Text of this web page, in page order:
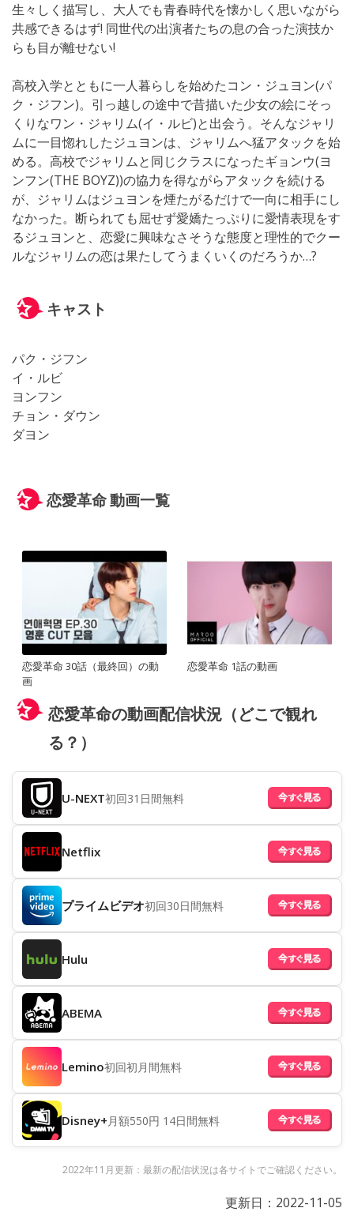
生々しく描写し、大人でも青春時代を懐かしく思いながら
共感できるはず! 同世代の出演者たちの息の合った演技か
らも目が離せない!
高校入学とともに一人暮らしを始めたコン・ジュヨン(パ
ク・ジフン)。引っ越しの途中で昔描いた少女の絵にそっ
くりなワン・ジャリム(イ・ルビ)と出会う。そんなジャリ
ムに一目惚れしたジュヨンは、ジャリムへ猛アタックを始
める。高校でジャリムと同じクラスになったギョンウ(ヨ
ンフン(THE BOYZ))の協力を得ながらアタックを続ける
が、ジャリムはジュヨンを煙たがるだけで一向に相手にし
なかった。断られても屈せず愛嬌たっぷりに愛情表現をす
るジュヨンと、恋愛に興味なさそうな態度と理性的でクー
ルなジャリムの恋は果たしてうまくいくのだろうか…?
キャスト
パク・ジフン
イ・ルビ
ヨンフン
チョン・ダウン
ダヨン
恋愛革命 動画一覧
恋愛革命 30話（最終回）の動
画
恋愛革命 1話の動画
恋愛革命の動画配信状況（どこで観れ
る？）
U-NEXT初回31日間無料
Netflix
プライムビデオ初回30日間無料
Hulu
ABEMA
Lemino初回初月間無料
Disney+ 月額550円 14日間無料
2022年11月更新：最新の配信状況は各サイトでご確認ください。
更新日： 2022-11-05